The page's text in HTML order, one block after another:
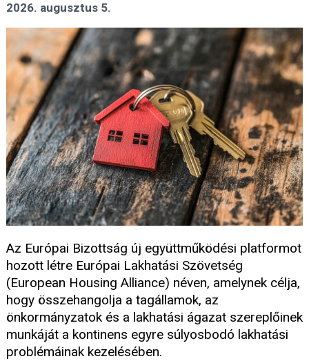
2026. augusztus 5.
Az Európai Bizottság új együttműködési platformot
hozott létre Európai Lakhatási Szövetség
(European Housing Alliance) néven, amelynek célja,
hogy összehangolja a tagállamok, az
önkormányzatok és a lakhatási ágazat szereplőinek
munkáját a kontinens egyre súlyosbodó lakhatási
problémáinak kezelésében.